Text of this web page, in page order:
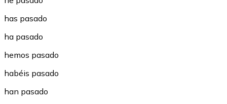
has pasado
ha pasado
hemos pasado
habéis pasado
han pasado